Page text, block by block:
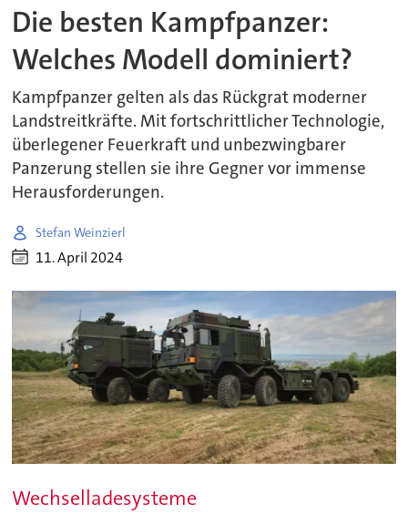
Die besten Kampfpanzer:
Welches Modell dominiert?
Kampfpanzer gelten als das Rückgrat moderner
Landstreitkräfte. Mit fortschrittlicher Technologie,
überlegener Feuerkraft und unbezwingbarer
Panzerung stellen sie ihre Gegner vor immense
Herausforderungen.
Stefan Weinzierl
11. April 2024
Wechselladesysteme